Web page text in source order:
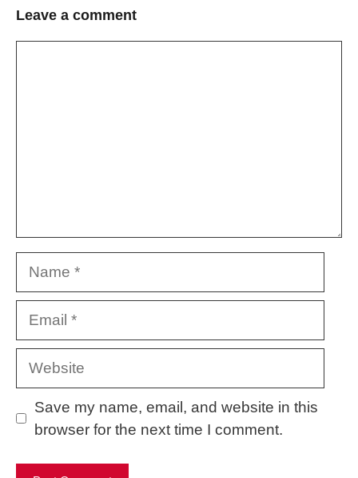
Leave a comment
Website
Save my name, email, and website in this
browser for the next time I comment.